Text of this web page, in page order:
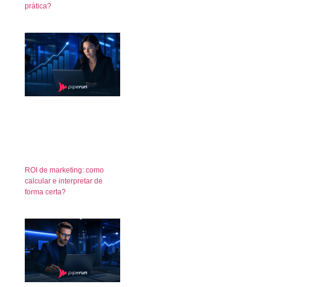
prática?
ROI de marketing: como
calcular e interpretar de
forma certa?